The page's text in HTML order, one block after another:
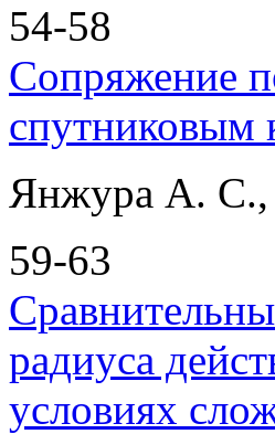
54-58
Сопряжение
спутниковым
Янжура А.
59-63
радиуса
условиях